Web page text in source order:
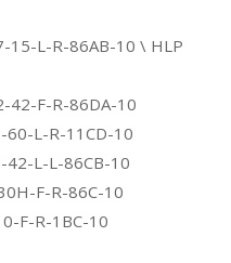
15-L-R-86AB-10 \ HLP
42-F-R-86DA-10
60-L-R-11CD-10
42-L-L-86CB-10
F-R-86C-10
F-R-1BC-10